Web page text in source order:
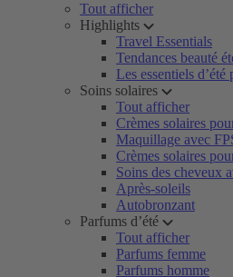
Tout afficher
Highlights
Travel Essentials
Tendances beauté
Les essentiels d’été
Soins solaires
Tout afficher
Crèmes solaires
Maquillage avec
Crèmes solaires
Soins des cheveux
Après-soleils
Autobronzant
Parfums d’été
Tout afficher
Parfums femme
Parfums homme